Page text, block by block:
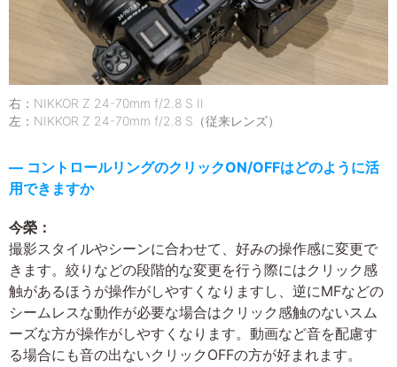
右：NIKKOR Z 24-70mm f/2.8 S II
左：NIKKOR Z 24-70mm f/2.8 S（従来レンズ）
― コントロールリングのクリックON/OFFはどのように活
用できますか
今榮：
撮影スタイルやシーンに合わせて、好みの操作感に変更で
きます。絞りなどの段階的な変更を行う際にはクリック感
触があるほうが操作がしやすくなりますし、逆にMFなどの
シームレスな動作が必要な場合はクリック感触のないスム
ーズな方が操作がしやすくなります。動画など音を配慮す
る場合にも音の出ないクリックOFFの方が好まれます。